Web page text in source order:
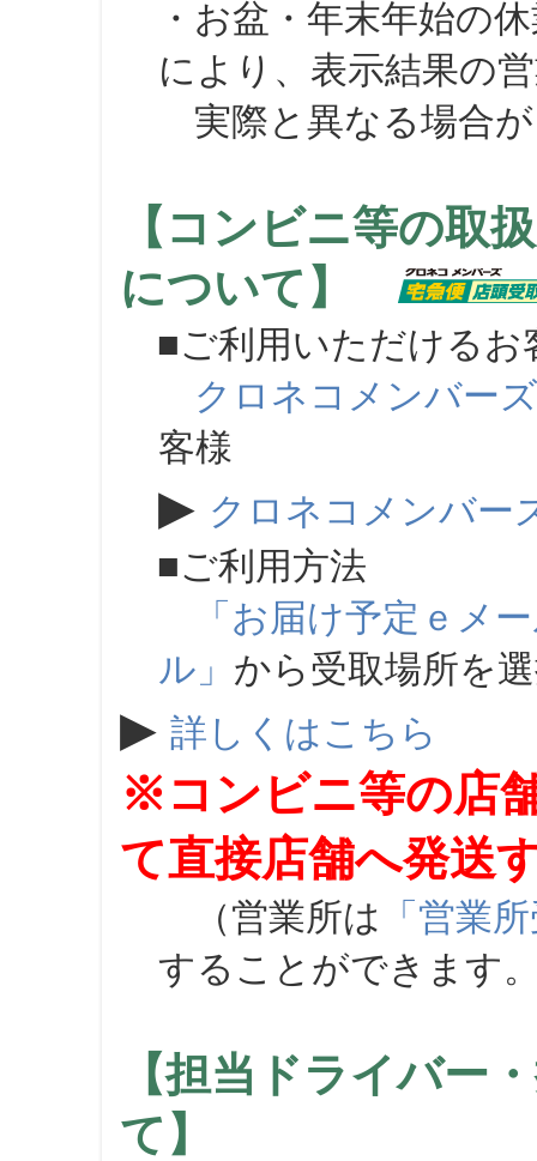
・お盆・年末年始の
により、表示結果の
実際と異なる場合が
【コンビニ等の取
について】
■ご利用いただけるお
クロネコメンバーズ
客様
▶ クロネコメンバー
■ご利用方法
「お届け予定ｅメ
ル」 から受取場所を
▶ 詳しくはこちら
※コンビニ等の店
て直接店舗へ発送
（営業所は 「営業
することができます
【担当ドライバー
て】